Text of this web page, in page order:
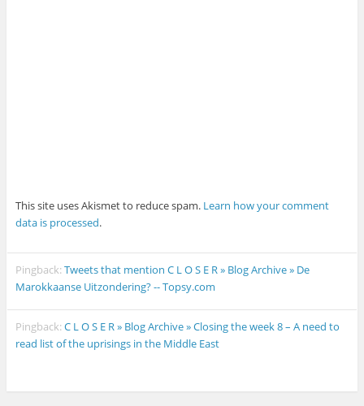
This site uses Akismet to reduce spam. Learn how your comment
data is processed.
Pingback:Tweets that mention C L O S E R » Blog Archive » De
Marokkaanse Uitzondering? -- Topsy.com
Pingback:C L O S E R » Blog Archive » Closing the week 8 – A need to
read list of the uprisings in the Middle East